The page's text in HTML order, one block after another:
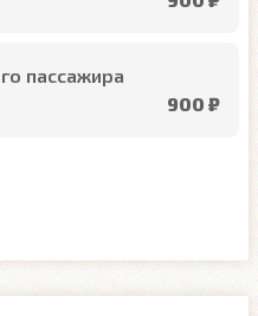
пассажира
900 ₽